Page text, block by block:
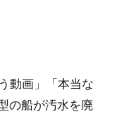
動画」「本当な
の船が汚水を廃